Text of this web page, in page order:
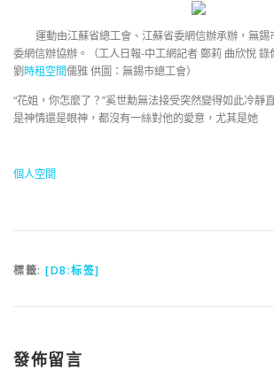
運動由江蘇省總工會、江蘇省委網信辦承辦，無錫
委網信辦協辦。（工人日報-中工網記者 鄭莉 曲欣悅 錄
劉 時租空間儒雅 供圖：無錫市總工會）
“花姐，你怎麼了？”奚世勳無法接受突然變得如此冷靜
是神情還是眼神，都沒有一絲對他的愛意，尤其是她
個人空間
標籤: [DB:标签]
發佈留言